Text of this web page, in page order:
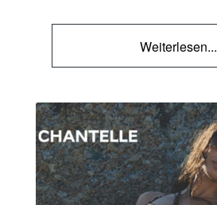
Weiterlesen...